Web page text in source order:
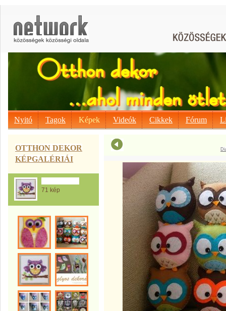
Nyitó Tagok Képek Videók Cikkek Fórum
OTTHON DEKOR
KÉPGALÉRIÁI
71 kép